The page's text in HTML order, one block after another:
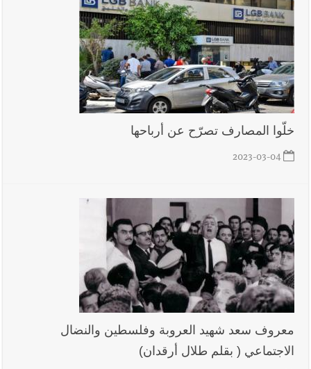
أخبار صيدا عمر مرجان يتصل برئيس النادي الرياضي مهنئا بإحراز
البطولة
أخبار صيدا مؤسسة مياه لبنان الجنوبي : انخفاض التغذية بالمياه
في صيدا نتيجة الانقطاع المتكرر لخط الخدمات الكهربائي
خلال استقباله قائد القوة المشتركة الألمانية اللواء Alexander
Sollfrank على ضرورة تعزيز التعاون بين الجيشَين
أخبار لبنان الطقس غدا صيفي معتاد والحرارة ضمن معدلاتها
الموسمية
أخبار لبنان إنفجار مرفأ أم إنفجار دولة؟... كيف نحمي لبنان؟
خلّوا المصارف تصرّح عن أرباحها
2023-03-04
معروف سعد شهيد العروبة وفلسطين والنضال
الاجتماعي ( بقلم طلال أرقدان)